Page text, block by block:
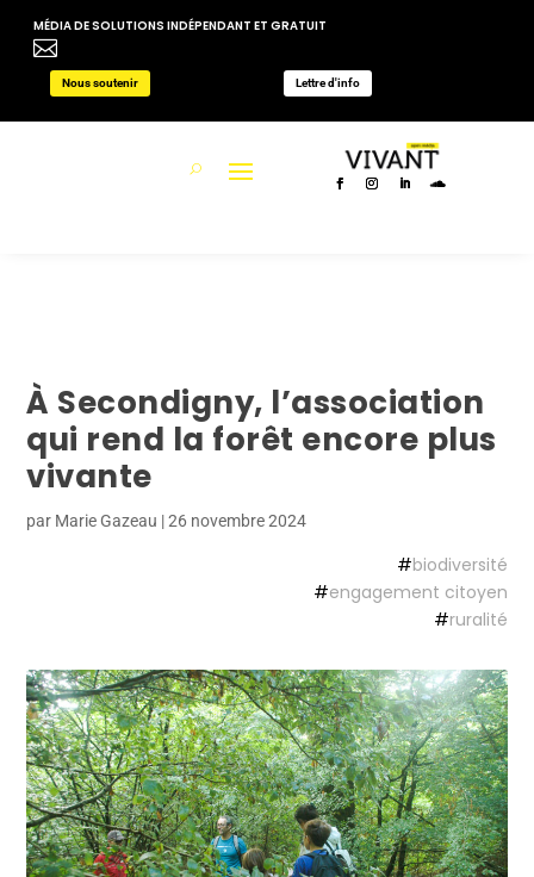
MÉDIA DE SOLUTIONS INDÉPENDANT ET GRATUIT

Nous soutenir Lettre d'info
À Secondigny, l’association
qui rend la forêt encore plus
vivante
par Marie Gazeau |26 novembre 2024
#biodiversité
#engagement citoyen
#ruralité